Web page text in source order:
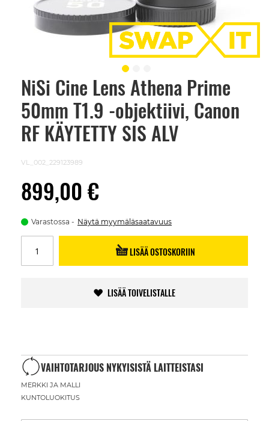
NiSi Cine Lens Athena Prime
50mm T1.9 -objektiivi, Canon
RF KÄYTETTY SIS ALV
VL_002_229123989
899,00 €
Varastossa Näytä myymäläsaatavuus
LISÄÄ OSTOSKORIIN
LISÄÄ TOIVELISTALLE
VAIHTOTARJOUS NYKYISISTÄ LAITTEISTASI
MERKKI JA MALLI
KUNTOLUOKITUS
Skip
beginning
images